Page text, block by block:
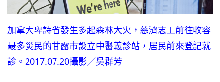
加拿大卑詩省發生多起森林大火，慈濟志工前往收容
最多災民的甘露市設立中醫義診站，居民前來登記就
診。2017.07.20攝影／吳群芳